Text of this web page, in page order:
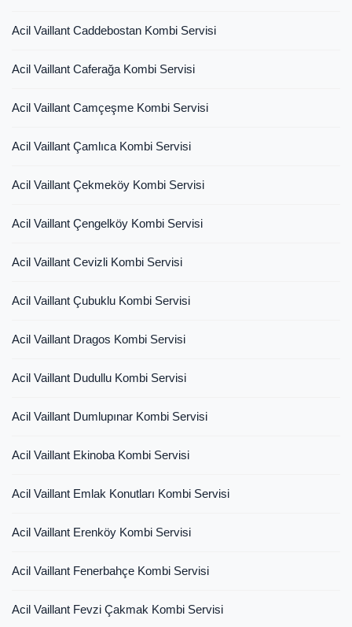
Acil Vaillant Caddebostan Kombi Servisi
Acil Vaillant Caferağa Kombi Servisi
Acil Vaillant Camçeşme Kombi Servisi
Acil Vaillant Çamlıca Kombi Servisi
Acil Vaillant Çekmeköy Kombi Servisi
Acil Vaillant Çengelköy Kombi Servisi
Acil Vaillant Cevizli Kombi Servisi
Acil Vaillant Çubuklu Kombi Servisi
Acil Vaillant Dragos Kombi Servisi
Acil Vaillant Dudullu Kombi Servisi
Acil Vaillant Dumlupınar Kombi Servisi
Acil Vaillant Ekinoba Kombi Servisi
Acil Vaillant Emlak Konutları Kombi Servisi
Acil Vaillant Erenköy Kombi Servisi
Acil Vaillant Fenerbahçe Kombi Servisi
Acil Vaillant Fevzi Çakmak Kombi Servisi